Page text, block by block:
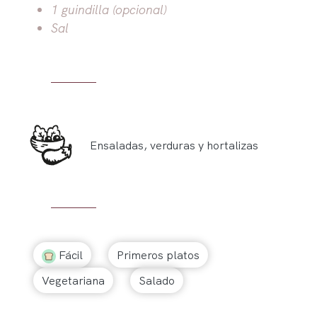
1 guindilla (opcional)
Sal
Ensaladas, verduras y hortalizas
Fácil
Primeros platos
Vegetariana
Salado